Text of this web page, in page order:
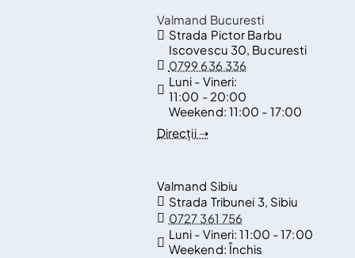
Valmand Bucuresti
Strada Pictor Barbu
Iscovescu 30, Bucuresti
0799 636 336
Luni - Vineri:
11:00 - 20:00
Weekend: 11:00 - 17:00
Direcții ➝
Valmand Sibiu
Strada Tribunei 3, Sibiu
0727 361 756
Luni - Vineri:11:00 - 17:00
Weekend:Închis